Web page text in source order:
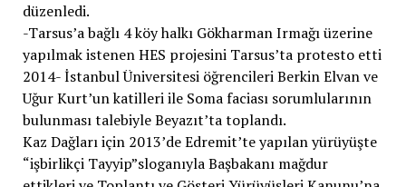
düzenledi.
-Tarsus’a bağlı 4 köy halkı Gökharman Irmağı üzerine
yapılmak istenen HES projesini Tarsus’ta protesto etti
2014- İstanbul Üniversitesi öğrencileri Berkin Elvan ve
Uğur Kurt’un katilleri ile Soma faciası sorumlularının
bulunması talebiyle Beyazıt’ta toplandı.
Kaz Dağları için 2013’de Edremit’te yapılan yürüyüşte
“işbirlikçi Tayyip”sloganıyla Başbakanı mağdur